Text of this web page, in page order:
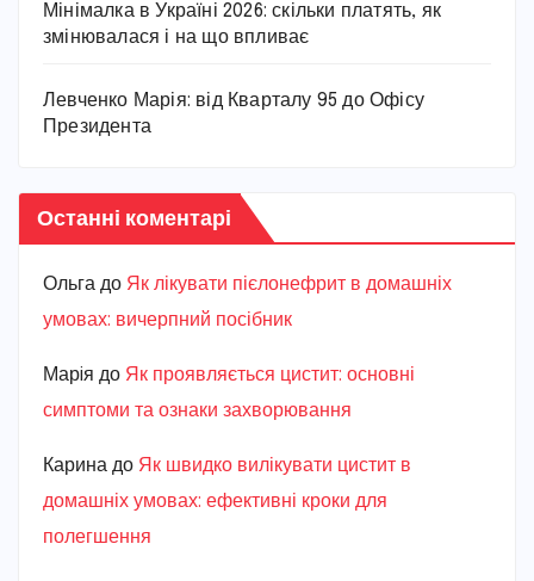
Мінімалка в Україні 2026: скільки платять, як
змінювалася і на що впливає
Левченко Марія: від Кварталу 95 до Офісу
Президента
Останні коментарі
Ольга до Як лікувати пієлонефрит в домашніх
умовах: вичерпний посібник
Марiя до Як проявляється цистит: основні
симптоми та ознаки захворювання
Карина до Як швидко вилікувати цистит в
домашніх умовах: ефективні кроки для
полегшення